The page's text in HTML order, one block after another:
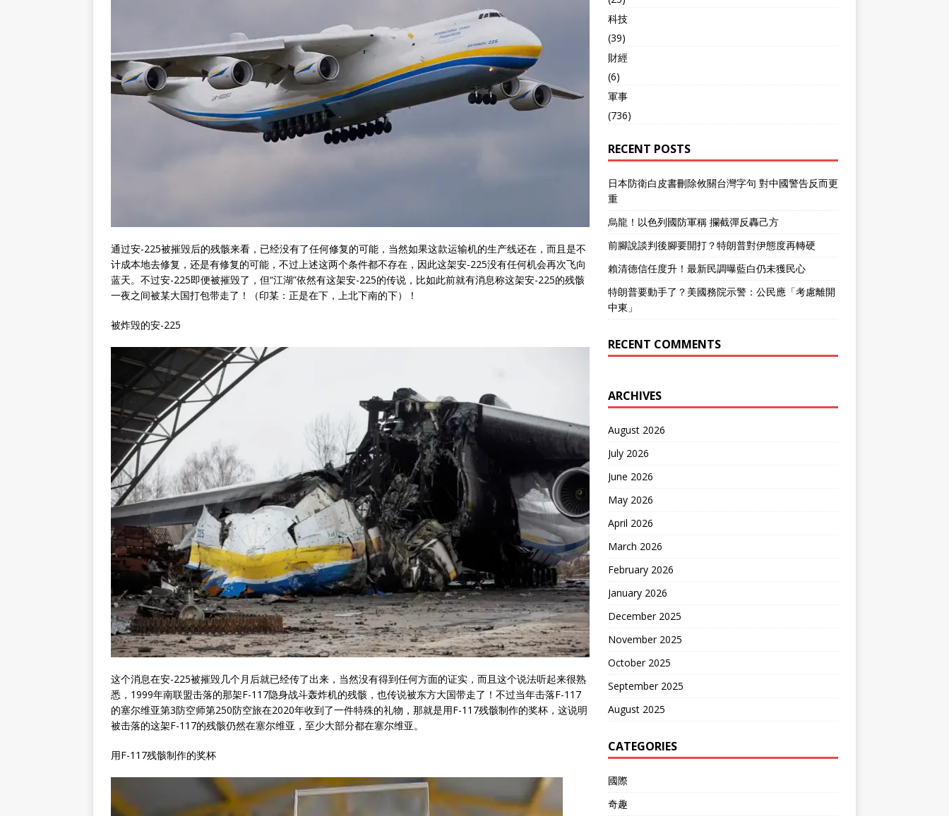
通过安-225被摧毁后的残骸来看，已经没有了任何修复的可能，当然如果这款运输机的生产线还在，而且是不
计成本地去修复，还是有修复的可能，不过上述这两个条件都不存在，因此这架安-225没有任何机会再次飞向
蓝天。不过安-225即便被摧毁了，但“江湖”依然有这架安-225的传说，比如此前就有消息称这架安-225的残骸
一夜之间被某大国打包带走了！（印某：正是在下，上北下南的下）！
被炸毁的安-225
这个消息在安-225被摧毁几个月后就已经传了出来，当然没有得到任何方面的证实，而且这个说法听起来很熟
悉，1999年南联盟击落的那架F-117隐身战斗轰炸机的残骸，也传说被东方大国带走了！不过当年击落F-117
的塞尔维亚第3防空师第250防空旅在2020年收到了一件特殊的礼物，那就是用F-117残骸制作的奖杯，这说明
被击落的这架F-117的残骸仍然在塞尔维亚，至少大部分都在塞尔维亚。
用F-117残骸制作的奖杯
科技
(39)
財經
(6)
軍事
(736)
RECENT POSTS
日本防衛白皮書刪除攸關台灣字句 對中國警告反而更
重
烏龍！以色列國防軍稱 攔截彈反轟己方
前腳說談判後腳要開打？特朗普對伊態度再轉硬
賴清德信任度升！最新民調曝藍白仍未獲民心
特朗普要動手了？美國務院示警：公民應「考慮離開
中東」
RECENT COMMENTS
ARCHIVES
August 2026
July 2026
June 2026
May 2026
April 2026
March 2026
February 2026
January 2026
December 2025
November 2025
October 2025
September 2025
August 2025
CATEGORIES
國際
奇趣